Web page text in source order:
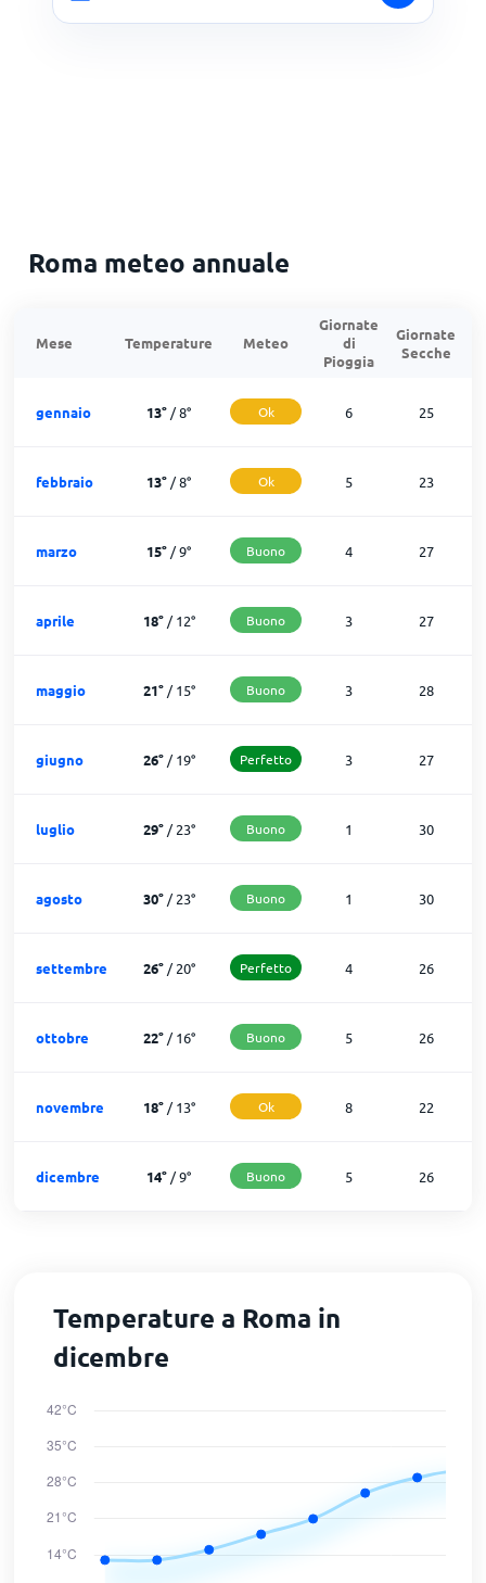
Roma meteo annuale
Mese Temperature Meteo
Giornate
di
Pioggia
Giornate
Secche
gennaio 13° /8° Ok 6 25
febbraio 13° /8° Ok 5 23
marzo 15° /9° Buono 4 27
aprile 18°/12° Buono 3 27
maggio 21°/15° Buono 3 28
giugno 26°/19° Perfetto 3 27
luglio 29°/23° Buono 1 30
agosto 30°/23° Buono 1 30
settembre 26°/20° Perfetto 4 26
ottobre 22°/16° Buono 5 26
novembre 18°/13° Ok 8 22
dicembre 14° /9° Buono 5 26
Temperature a Roma in
dicembre